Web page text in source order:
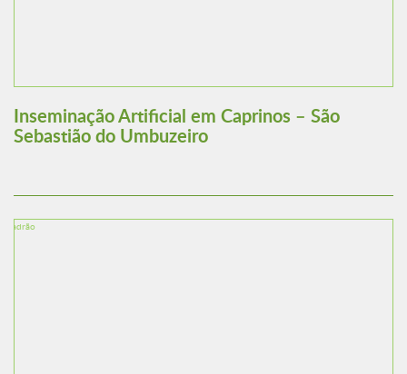
Inseminação Artificial em Caprinos – São
Sebastião do Umbuzeiro